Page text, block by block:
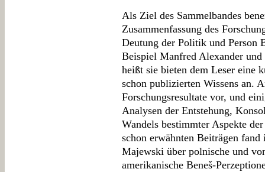
Als Ziel des Sammelbandes
Zusammenfassung des
Deutung der Politik und Person
Beispiel Manfred Alexander
heißt sie bieten dem Leser eine
schon publizierten Wissens an.
Forschungsresultate vor, und
Analysen der Entstehung,
Wandels bestimmter Aspekte
schon erwähnten Beiträgen
Majewski über polnische und
amerikanische Beneš-